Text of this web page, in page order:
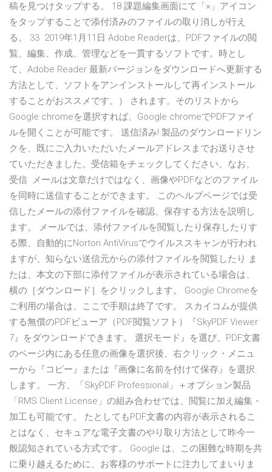
稿を見つけタップする。 18 課題編集画面にて「×」アイコン
をタップすることで添付済みのファイルの取り消しが行え
る。 33 2019年1月11日 Adobe Readerは、PDFファイルの閲
覧、編集、作成、管理などを一貫するソフトです。時とし
て、Adobe Reader 最新バージョンをダウンロードへ更新する
方法として、ソフトをアンインストールして再インストール
することがおススメです。） されます。そのリストから
Google chromeを選択すれば、Google chromeでPDFファイ
ルを開くことが可能です。 送信済み! 製品のダウンロードリン
クを、既にご入力いただいたメールアドレスまでお送りさせ
ていただきました。受信箱をチェックしてください。なお、
受信 メールは文章だけではなく、画像やPDFなどのファイル
を同時に送信することができます。 このヘルプページでは受
信したメールの添付ファイルを確認、保存する方法を説明し
ます。 メールでは、添付ファイルを閲覧したり保存したりす
る際、自動的にNorton AntiVirusでウイルススキャンが行われ
ますが、知らない送信元からの添付ファイルを閲覧したり ま
たは、本文の下部に添付ファイルが表示されている場合は、
横の［ダウンロード］をクリックします。 Google Chromeを
ご利用の場合は、ここで手順は終了です。 スカイコムが提供
する無償のPDFビューア（PDF閲覧ソフト）『SkyPDF Viewer
7』をダウンロードできます。 選択モード』を選び、PDF文書
のページ内にある任意の画像を選択後、右クリック・メニュ
ーから『コピー』または『画像に名前を付けて保存』を選択
します。 一方、「SkyPDF Professional」＋オプション製品
「RMS Client License」の組み合わせでは、閲覧に加え編集・
加工も可能です。 たとしてもPDF文書の内容が表示されるこ
とはなく、セキュアな電子文書のやり取り方法として昨今一
般認知されている方式です。 Google は、この困難な時期を共
に乗り越えるために、お客様のサポートに注力してまいりま